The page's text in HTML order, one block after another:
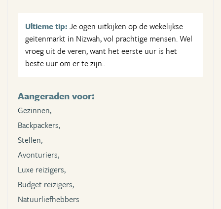
Ultieme tip: Je ogen uitkijken op de wekelijkse
geitenmarkt in Nizwah, vol prachtige mensen. Wel
vroeg uit de veren, want het eerste uur is het
beste uur om er te zijn..
Aangeraden voor:
Gezinnen,
Backpackers,
Stellen,
Avonturiers,
Luxe reizigers,
Budget reizigers,
Natuurliefhebbers